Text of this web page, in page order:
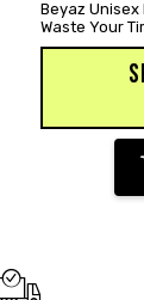
Beyaz Unisex
Waste Your
Baskılı